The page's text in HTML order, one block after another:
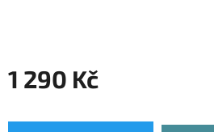
1 290 Kč
cena: